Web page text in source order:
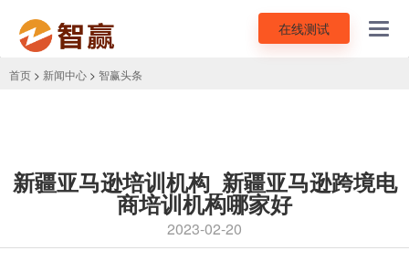
在线测试
首页 > 新闻中心 > 智赢头条
新疆亚马逊培训机构_新疆亚马逊跨境电
商培训机构哪家好
2023-02-20